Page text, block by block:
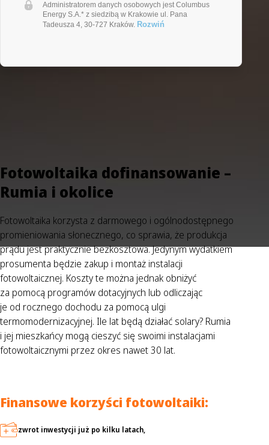
Administratorem danych osobowych jest Columbus
Energy S.A.* z siedzibą w Krakowie ul. Pana
Tadeusza 4, 30-727 Kraków. Rozwiń
Fotowoltaika dofinansowanie –
Rumia i okolice
Fotowoltaika korzysta z darmowego i ogólnodostępnego
promieniowania słonecznego, co sprawia, że produkcja
prądu jest praktycznie bezkosztowa. Jedynym wydatkiem
prosumenta będzie zakup i montaż instalacji
fotowoltaicznej. Koszty te można jednak obniżyć
za pomocą programów dotacyjnych lub odliczając
je od rocznego dochodu za pomocą ulgi
termomodernizacyjnej. Ile lat będą działać solary? Rumia
i jej mieszkańcy mogą cieszyć się swoimi instalacjami
fotowoltaicznymi przez okres nawet 30 lat.
Finansowe korzyści fotowoltaiki:
zwrot inwestycji już po kilku latach,